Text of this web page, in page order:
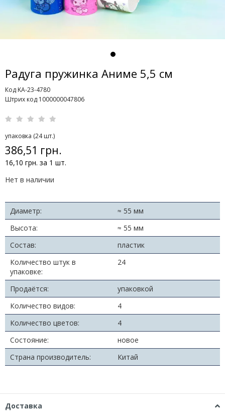
Радуга пружинка Аниме 5,5 см
Код KA-23-4780
Штрих код 1000000047806
упаковка (24 шт.)
386,51 грн.
16,10 грн. за 1 шт.
Нет в наличии
Диаметр:
≈ 55 мм
Высота:
≈ 55 мм
Состав:
пластик
Количество штук в
упаковке:
24
Продаётся:
упаковкой
Количество видов:
4
Количество цветов:
4
Состояние:
новое
Страна производитель:
Китай
Доставка